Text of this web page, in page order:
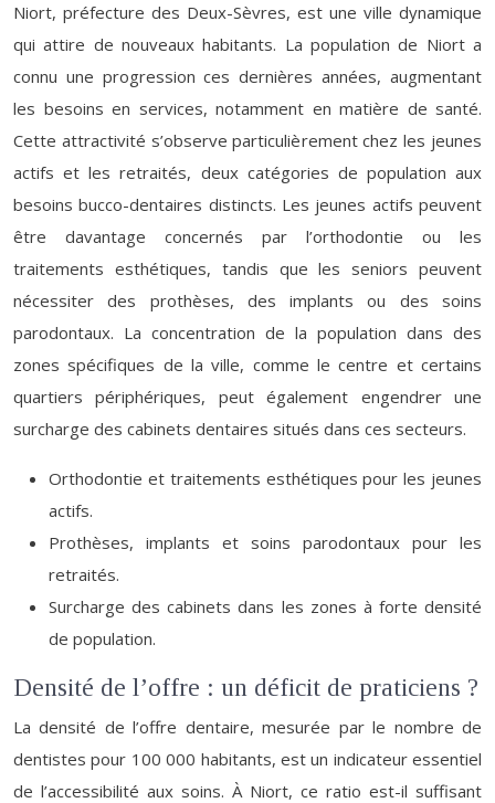
Niort, préfecture des Deux-Sèvres, est une ville dynamique
qui attire de nouveaux habitants. La population de Niort a
connu une progression ces dernières années, augmentant
les besoins en services, notamment en matière de santé.
Cette attractivité s’observe particulièrement chez les jeunes
actifs et les retraités, deux catégories de population aux
besoins bucco-dentaires distincts. Les jeunes actifs peuvent
être davantage concernés par l’orthodontie ou les
traitements esthétiques, tandis que les seniors peuvent
nécessiter des prothèses, des implants ou des soins
parodontaux. La concentration de la population dans des
zones spécifiques de la ville, comme le centre et certains
quartiers périphériques, peut également engendrer une
surcharge des cabinets dentaires situés dans ces secteurs.
Orthodontie et traitements esthétiques pour les jeunes
actifs.
Prothèses, implants et soins parodontaux pour les
retraités.
Surcharge des cabinets dans les zones à forte densité
de population.
Densité de l’offre : un déficit de praticiens ?
La densité de l’offre dentaire, mesurée par le nombre de
dentistes pour 100 000 habitants, est un indicateur essentiel
de l’accessibilité aux soins. À Niort, ce ratio est-il suffisant